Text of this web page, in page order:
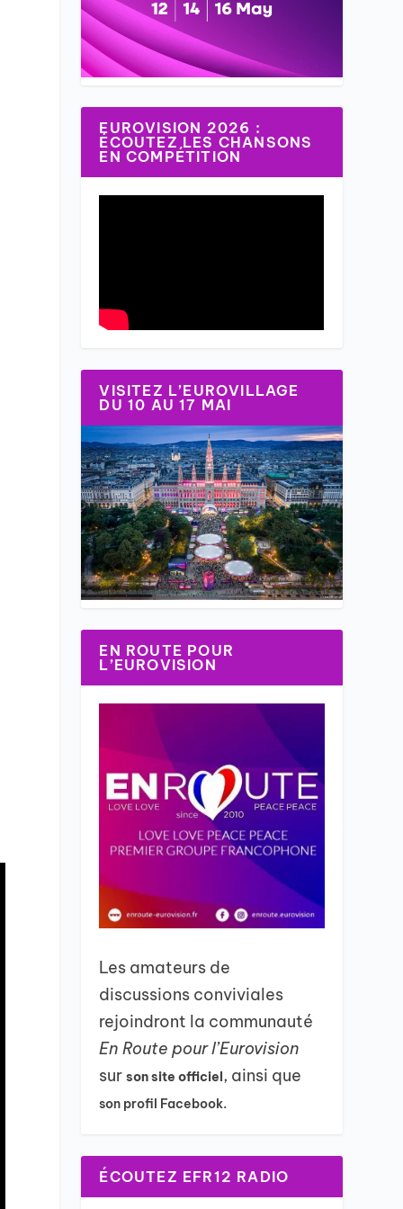
EUROVISION 2026 :
ÉCOUTEZ LES CHANSONS
EN COMPÉTITION
VISITEZ L’EUROVILLAGE
DU 10 AU 17 MAI
EN ROUTE POUR
L’EUROVISION
Les amateurs de
discussions conviviales
rejoindront la communauté
En Route pour l’Eurovision
surson site officiel, ainsi que
son profil Facebook.
ÉCOUTEZ EFR12 RADIO